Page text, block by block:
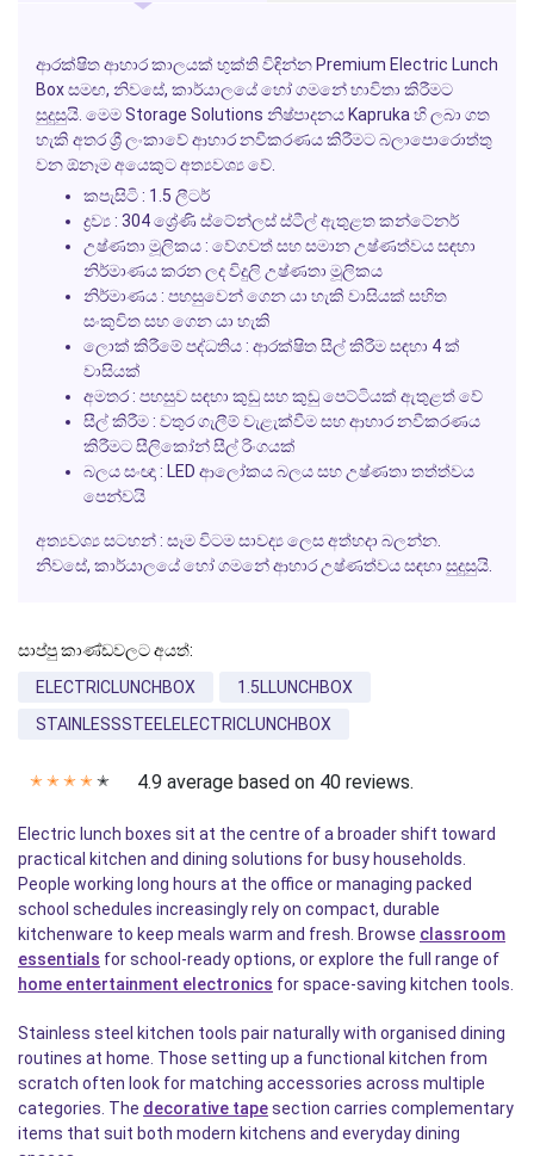
ආරක්ෂිත ආහාර කාලයක් භුක්ති විඳින්න Premium Electric Lunch
Box සමඟ, නිවසේ, කාර්යාලයේ හෝ ගමනේ භාවිතා කිරීමට
සුදුසුයි. මෙමStorage Solutions නිෂ්පාදනය Kapruka හි ලබා ගත
හැකි අතර ශ්‍රී ලංකාවේ ආහාර නවීකරණය කිරීමට බලාපොරොත්තු
වන ඕනෑම අයෙකුට අත්‍යවශ්‍ය වේ.
කපැසිටි : 1.5 ලීටර්
ද්‍රව්‍ය : 304 ශ්‍රේණි ස්ටේන්ලස් ස්ටීල් ඇතුළත කන්ටේනර්
උෂ්ණතා මූලිකය : වේගවත් සහ සමාන උෂ්ණත්වය සඳහා
නිර්මාණය කරන ලද විදුලි උෂ්ණතා මූලිකය
නිර්මාණය : පහසුවෙන් ගෙන යා හැකි වාසියක් සහිත
සංකුචිත සහ ගෙන යා හැකි
ලොක් කිරීමේ පද්ධතිය : ආරක්ෂිත සීල් කිරීම සඳහා 4 ක්
වාසියක්
අමතර : පහසුව සඳහා කුඩු සහ කුඩු පෙට්ටියක් ඇතුළත් වේ
සීල් කිරීම : වතුර ගැලීම් වැළැක්වීම සහ ආහාර නවීකරණය
කිරීමට සීලිකෝන් සීල් රිංගයක්
බලය සංඥා : LED ආලෝකය බලය සහ උෂ්ණතා තත්ත්වය
පෙන්වයි
අත්‍යවශ්‍ය සටහන් : සෑම විටම සාවද්‍ය ලෙස අත්හදා බලන්න.
නිවසේ, කාර්යාලයේ හෝ ගමනේ ආහාර උෂ්ණත්වය සඳහා සුදුසුයි.
සාප්පු කාණ්ඩවලට අයත්:
ELECTRICLUNCHBOX
1.5LLUNCHBOX
STAINLESSSTEELELECTRICLUNCHBOX
✭ ✭ ✭ ✭ ✭ 4.9 average based on 40 reviews.
Electric lunch boxes sit at the centre of a broader shift toward
practical kitchen and dining solutions for busy households.
People working long hours at the office or managing packed
school schedules increasingly rely on compact, durable
kitchenware to keep meals warm and fresh. Browse classroom
essentials for school-ready options, or explore the full range of
home entertainment electronics for space-saving kitchen tools.
Stainless steel kitchen tools pair naturally with organised dining
routines at home. Those setting up a functional kitchen from
scratch often look for matching accessories across multiple
categories. The decorative tapesection carries complementary
items that suit both modern kitchens and everyday dining